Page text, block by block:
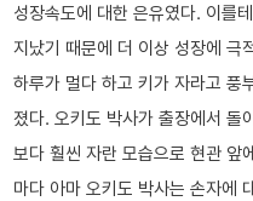
성장속도에 대한 은유였다. 이를
지났기 때문에 더 이상 성장에 극
하루가 멀다 하고 키가 자라고 풍
졌다. 오키도 박사가 출장에서 돌
보다 훨씬 자란 모습으로 현관 앞
마다 아마 오키도 박사는 손자에